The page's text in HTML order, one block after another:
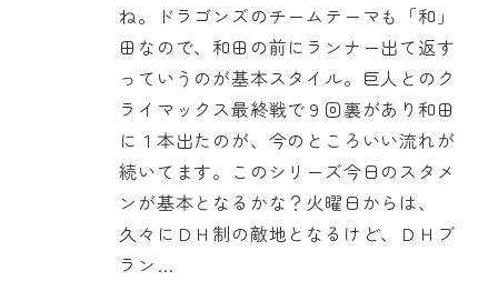
ね。ドラゴンズのチームテーマも「和」
田なので、和田の前にランナー出て返す
っていうのが基本スタイル。巨人とのク
ライマックス最終戦で９回裏があり和田
に１本出たのが、今のところいい流れが
続いてます。このシリーズ今日のスタメ
ンが基本となるかな？火曜日からは、
久々にＤＨ制の敵地となるけど、ＤＨブ
ラン…